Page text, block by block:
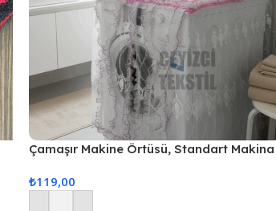
Çamaşır Makine Örtüsü, Standart Makina
₺119,00